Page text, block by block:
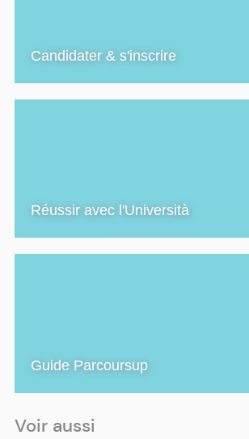
Candidater & s'inscrire
Réussir avec l'Università
Guide Parcoursup
Voir aussi